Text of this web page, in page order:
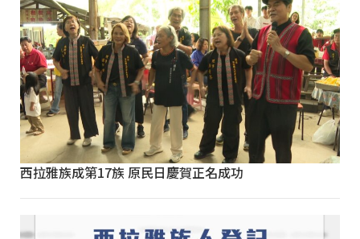
西拉雅族成第17族 原民日慶賀正名成功